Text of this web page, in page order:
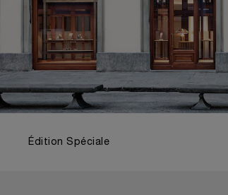
Édition Spéciale